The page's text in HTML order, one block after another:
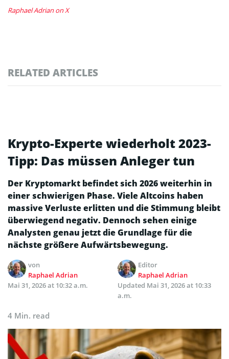
Raphael Adrian on X
RELATED ARTICLES
Krypto-Experte wiederholt 2023-
Tipp: Das müssen Anleger tun
Der Kryptomarkt befindet sich 2026 weiterhin in
einer schwierigen Phase. Viele Altcoins haben
massive Verluste erlitten und die Stimmung bleibt
überwiegend negativ. Dennoch sehen einige
Analysten genau jetzt die Grundlage für die
nächste größere Aufwärtsbewegung.
von
Raphael Adrian
Editor
Raphael Adrian
Mai 31, 2026 at 10:32 a.m.
Updated Mai 31, 2026 at 10:33
a.m.
4 Min. read